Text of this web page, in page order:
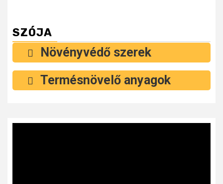
SZÓJA
Növényvédő szerek
Termésnövelő anyagok